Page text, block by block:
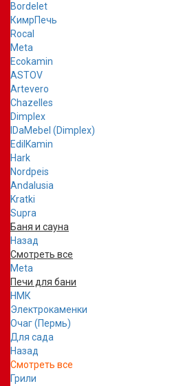
Bordelet
КимрПечь
Rocal
Meta
Ecokamin
ASTOV
Artevero
Chazelles
Dimplex
IDaMebel (Dimplex)
EdilKamin
Hark
Nordpeis
Andalusia
Kratki
Supra
Баня и сауна
Назад
Смотреть все
Meta
Печи для бани
НМК
Электрокаменки
Очаг (Пермь)
Для сада
Назад
Смотреть все
Грили